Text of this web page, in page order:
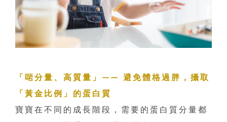
「啱分量、高質量」—— 避免體格過胖，攝取
「黃金比例」的蛋白質
寶寶在不同的成長階段，需要的蛋白質分量都